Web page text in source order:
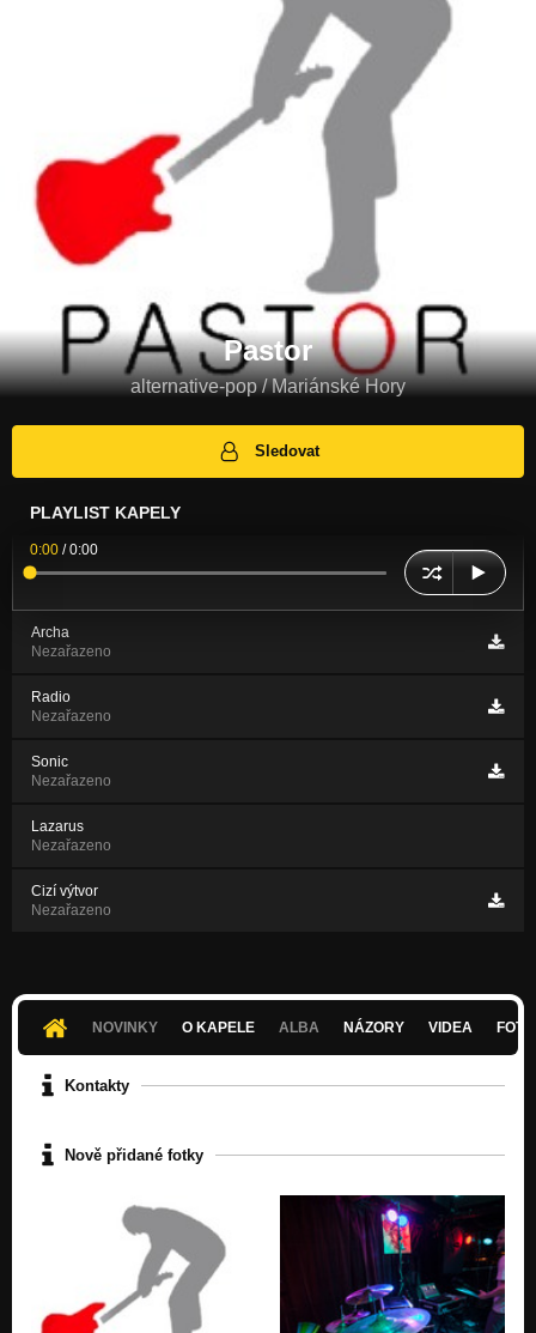
Pastor
alternative-pop / Mariánské Hory
Sledovat
PLAYLIST KAPELY
0:00 /0:00
Archa
Nezařazeno
Radio
Nezařazeno
Sonic
Nezařazeno
Lazarus
Nezařazeno
Cizí výtvor
Nezařazeno
NOVINKY O KAPELE ALBA NÁZORY VIDEA
Kontakty
Nově přidané fotky